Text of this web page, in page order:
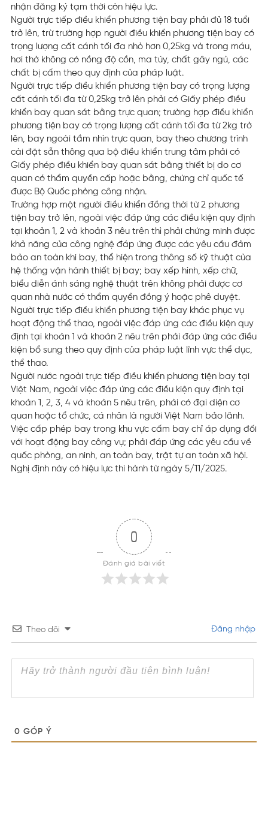
nhận đăng ký tạm thời còn hiệu lực.
Người trực tiếp điều khiển phương tiện bay phải đủ 18 tuổi
trở lên, trừ trường hợp người điều khiển phương tiện bay có
trọng lượng cất cánh tối đa nhỏ hơn 0,25kg và trong máu,
hơi thở không có nồng độ cồn, ma túy, chất gây ngủ, các
chất bị cấm theo quy định của pháp luật.
Người trực tiếp điều khiển phương tiện bay có trọng lượng
cất cánh tối đa từ 0,25kg trở lên phải có Giấy phép điều
khiển bay quan sát bằng trực quan; trường hợp điều khiển
phương tiện bay có trọng lượng cất cánh tối đa từ 2kg trở
lên, bay ngoài tầm nhìn trực quan, bay theo chương trình
cài đặt sẵn thông qua bộ điều khiển trung tâm phải có
Giấy phép điều khiển bay quan sát bằng thiết bị do cơ
quan có thẩm quyền cấp hoặc bằng, chứng chỉ quốc tế
được Bộ Quốc phòng công nhận.
Trường hợp một người điều khiển đồng thời từ 2 phương
tiện bay trở lên, ngoài việc đáp ứng các điều kiện quy định
tại khoản 1, 2 và khoản 3 nêu trên thì phải chứng minh được
khả năng của công nghệ đáp ứng được các yêu cầu đảm
bảo an toàn khi bay, thể hiện trong thông số kỹ thuật của
hệ thống vận hành thiết bị bay; bay xếp hình, xếp chữ,
biểu diễn ánh sáng nghệ thuật trên không phải được cơ
quan nhà nước có thẩm quyền đồng ý hoặc phê duyệt.
Người trực tiếp điều khiển phương tiện bay khác phục vụ
hoạt động thể thao, ngoài việc đáp ứng các điều kiện quy
định tại khoản 1 và khoản 2 nêu trên phải đáp ứng các điều
kiện bổ sung theo quy định của pháp luật lĩnh vực thể dục,
thể thao.
Người nước ngoài trực tiếp điều khiển phương tiện bay tại
Việt Nam, ngoài việc đáp ứng các điều kiện quy định tại
khoản 1, 2, 3, 4 và khoản 5 nêu trên, phải có đại diện cơ
quan hoặc tổ chức, cá nhân là người Việt Nam bảo lãnh.
Việc cấp phép bay trong khu vực cấm bay chỉ áp dụng đối
với hoạt động bay công vụ; phải đáp ứng các yêu cầu về
quốc phòng, an ninh, an toàn bay, trật tự an toàn xã hội.
Nghị định này có hiệu lực thi hành từ ngày 5/11/2025.
0
Đánh giá bài viết
Theo dõi Đăng nhập
0 GÓP Ý